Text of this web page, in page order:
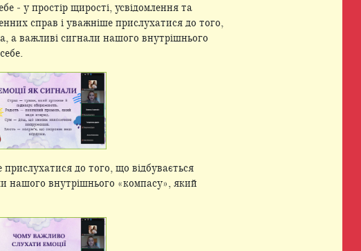
‒ у простір щирості, усвідомлення та
справ і уважніше прислухатися до того,
а важливі сигнали нашого внутрішнього
до того, що відбувається
нашого внутрішнього «компасу», який